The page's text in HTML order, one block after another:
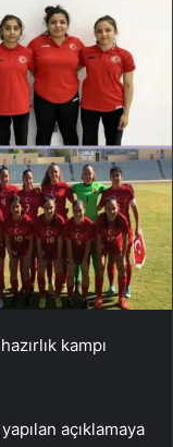
kampı
açıklamaya